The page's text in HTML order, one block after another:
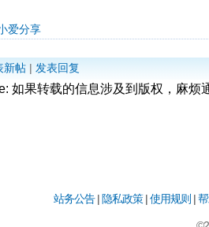
爱分享
新帖 | 发表回复
如果转载的信息涉及到版权，麻
站务公告| 隐私政策|使用规则 |